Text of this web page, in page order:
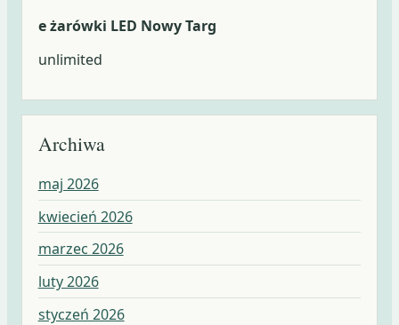
e żarówki LED Nowy Targ
unlimited
Archiwa
maj 2026
kwiecień 2026
marzec 2026
luty 2026
styczeń 2026